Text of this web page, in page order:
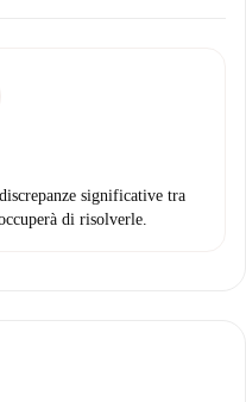
significative tra
di risolverle.